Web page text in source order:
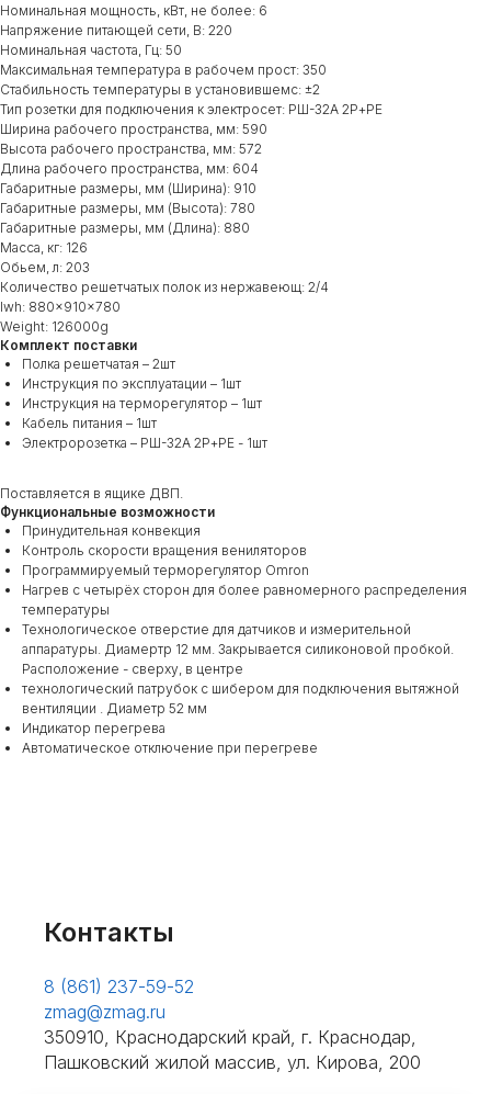
Номинальная мощность, кВт, не более: 6
Напряжение питающей сети, В: 220
Номинальная частота, Гц: 50
Максимальная температура в рабочем прост: 350
Стабильность температуры в установившемс: ±2
Тип розетки для подключения к электросет: РШ-32А 2Р+РЕ
Ширина рабочего пространства, мм: 590
Высота рабочего пространства, мм: 572
Длина рабочего пространства, мм: 604
Габаритные размеры, мм (Ширина): 910
Габаритные размеры, мм (Высота): 780
Габаритные размеры, мм (Длина): 880
Масса, кг: 126
Обьем, л: 203
Количество решетчатых полок из нержавеющ: 2/4
lwh: 880x910x780
Weight: 126000g
Комплект поставки
Полка решетчатая – 2шт
Инструкция по эксплуатации – 1шт
Инструкция на терморегулятор – 1шт
Кабель питания – 1шт
Электророзетка – РШ-32А 2Р+РЕ - 1шт
Поставляется в ящике ДВП.
Функциональные возможности
Принудительная конвекция
Контроль скорости вращения вениляторов
Программируемый терморегулятор Omron
Нагрев с четырёх сторон для более равномерного распределения
температуры
Технологическое отверстие для датчиков и измерительной
аппаратуры. Диамертр 12 мм. Закрывается силиконовой пробкой.
Расположение - сверху, в центре
технологический патрубок с шибером для подключения вытяжной
вентиляции . Диаметр 52 мм
Индикатор перегрева
Автоматическое отключение при перегреве
Контакты
8 (861) 237-59-52
zmag@zmag.ru
350910, Краснодарский край, г. Краснодар,
Пашковский жилой массив, ул. Кирова, 200